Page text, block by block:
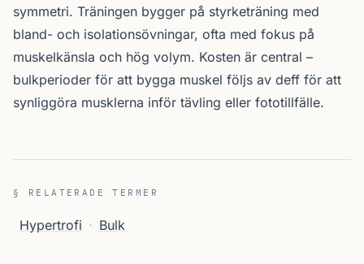
symmetri. Träningen bygger på styrketräning med
bland- och isolationsövningar, ofta med fokus på
muskelkänsla och hög volym. Kosten är central –
bulkperioder för att bygga muskel följs av deff för att
synliggöra musklerna inför tävling eller fototillfälle.
§ RELATERADE TERMER
Hypertrofi · Bulk